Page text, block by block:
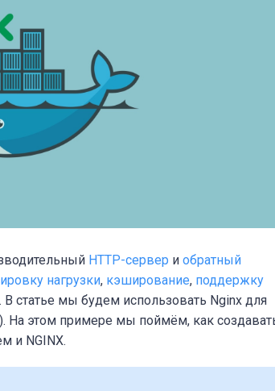
HTTP-сервер и обратный
нагрузки, кэширование, поддержку
. В статье мы будем использовать Nginx для
На этом примере мы поймём, как
и NGINX.